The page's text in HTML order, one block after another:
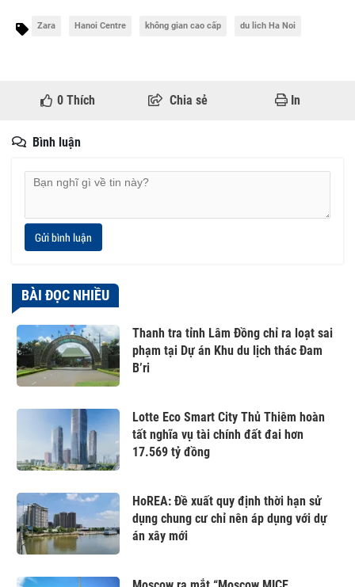
Zara Hanoi Centre không gian cao cấp du lich Ha Noi
0Thích Chia sẻ In
Bình luận
Gửi bình luận
BÀI ĐỌC NHIỀU
Thanh tra tỉnh Lâm Đồng chỉ ra loạt sai
phạm tại Dự án Khu du lịch thác Đam
B’ri
Lotte Eco Smart City Thủ Thiêm hoàn
tất nghĩa vụ tài chính đất đai hơn
17.569 tỷ đồng
HoREA: Đề xuất quy định thời hạn sử
dụng chung cư chỉ nên áp dụng với dự
án xây mới